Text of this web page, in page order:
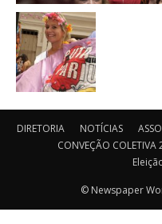
DIRETORIA NOTÍCIAS
CONVEÇÃO COLETIVA
© Newspaper